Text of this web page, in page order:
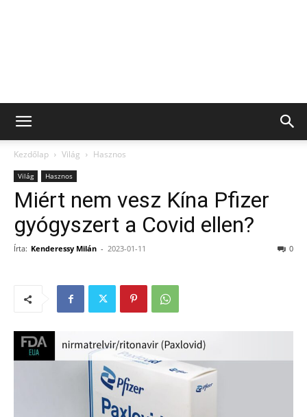
Kezdőlap Világ Hasznos
Világ Hasznos
Miért nem vesz Kína Pfizer
gyógyszert a Covid ellen?
Írta: Kenderessy Milán - 2023-01-11 0